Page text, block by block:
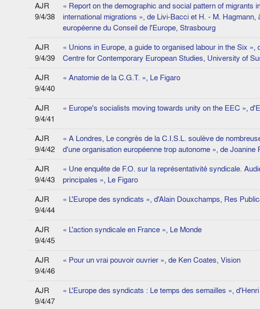
AJR
9/4/38
« Report on the demographic and social pattern of migrants
international migrations », de Livi-Bacci et H. - M.
européenne du Conseil de l'Europe, Strasbourg
AJR
9/4/39
« Unions in Europe, a guide to organised labour in the Six »,
Centre for Contemporary European Studies, University of
AJR
9/4/40
« Anatomie de la C.G.T. », Le Figaro
AJR
9/4/41
« Europe's socialists moving towards unity on the EEC »,
AJR
9/4/42
« A Londres, Le congrès de la C.I.S.L. soulève de
d'une organisation européenne trop autonome », de Joanine
AJR
9/4/43
« Une enquête de F.O. sur la représentativité syndicale.
principales », Le Figaro
AJR
9/4/44
« L'Europe des syndicats », d'Alain Douxchamps, Res
AJR
9/4/45
« L'action syndicale en France », Le Monde
AJR
9/4/46
« Pour un vrai pouvoir ouvrier », de Ken Coates, Vision
AJR
9/4/47
« L'Europe des syndicats : Le temps des semailles »,